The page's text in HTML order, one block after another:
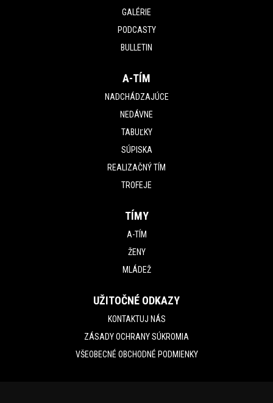
GALÉRIE
PODCASTY
BULLETIN
A-TÍM
NADCHÁDZAJÚCE
NEDÁVNE
TABUĽKY
SÚPISKA
REALIZAČNÝ TÍM
TROFEJE
TÍMY
A-TÍM
ŽENY
MLÁDEŽ
UŽITOČNÉ ODKAZY
KONTAKTUJ NÁS
ZÁSADY OCHRANY SÚKROMIA
VŠEOBECNÉ OBCHODNÉ PODMIENKY